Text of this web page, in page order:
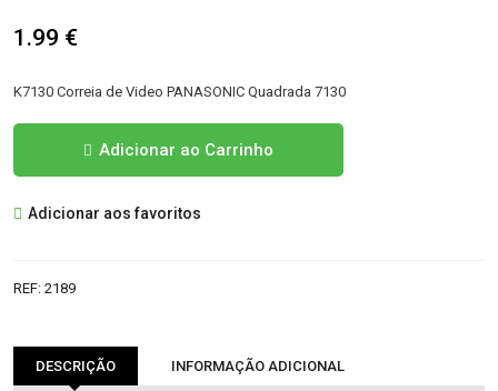
1.99 €
K7130 Correia de Video PANASONIC Quadrada 7130
36,5X1,5X1,5mm
Adicionar ao Carrinho
Adicionar aos favoritos
REF: 2189
DESCRIÇÃO INFORMAÇÃO ADICIONAL